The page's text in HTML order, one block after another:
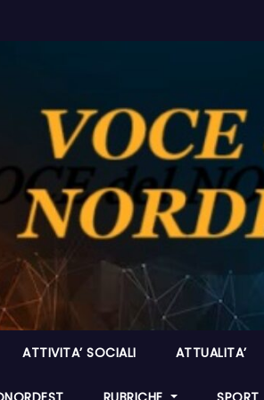
ATTIVITA’ SOCIALI ATTUALITA’